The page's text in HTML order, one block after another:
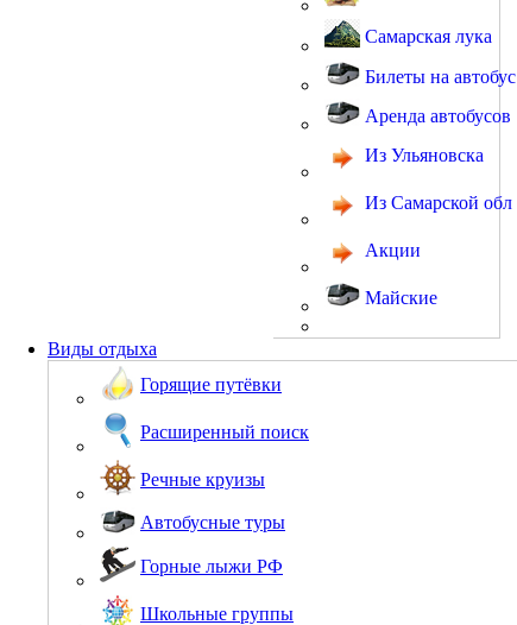
Самарская лука
Билеты на автобус
Аренда автобусов
Из Ульяновска
Из Самарской обл
Акции
Майские
Виды отдыха
Горящие путёвки
Расширенный поиск
Речные круизы
Автобусные туры
Горные лыжи РФ
Школьные группы